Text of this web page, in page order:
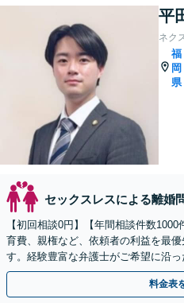
平
ネク
福
岡
県
セックスレスによる離婚
【初回相談0円】【年間相談件数
育費、親権など、依頼者の利益を最
す。経験豊富な弁護士がご希望に沿
案します。お気軽にお問合せ下さい。
料金表